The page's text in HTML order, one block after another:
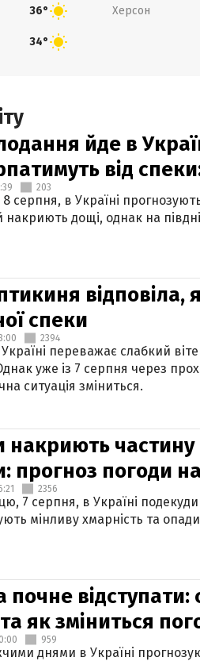
36° Херсон
34°
йде в
від
203
8 серпня, в Україні
накриють дощі, однак на
відповіла,
спеки
2394
Україні переважає слабкий
уже із 7 серпня через
ситуація зміниться.
накриють частину
прогноз погоди
2356
7 серпня, в Україні
мінливу хмарність та опади
почне
як зміниться
959
днями в Україні